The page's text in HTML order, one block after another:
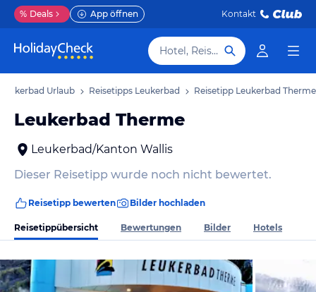
% Deals App öffnen Kontakt
Hotel, Reiseziel
Leukerbad Urlaub Reisetipps Leukerbad Reisetipp Leukerbad Therme
Leukerbad Therme
Leukerbad/Kanton Wallis
Dieser Reisetipp wurde noch nicht bewertet.
Reisetipp bewerten Bilder hochladen
Reisetippübersicht Bewertungen Bilder Hotels